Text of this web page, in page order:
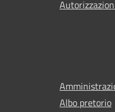
Albo pretorio